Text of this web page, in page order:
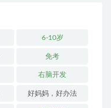
6-10岁
免考
右脑开发
好妈妈，好办法